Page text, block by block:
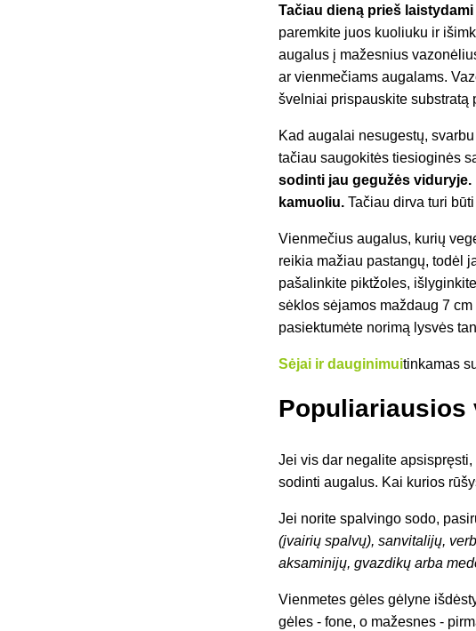
Tačiau dieną prieš
paremkite juos kuoliuku ir
augalus į mažesnius
ar vienmečiams augalams.
švelniai prispauskite substratą
Kad augalai nesugestų,
tačiau saugokitės tiesioginės
sodinti jau gegužės
kamuoliu.Tačiau dirva turi
Vienmečius augalus, kurių
reikia mažiau pastangų, todėl
pašalinkite piktžoles,
sėklos sėjamos maždaug 7
pasiektumėte norimą lysvės
Sėjai ir dauginimuitinkamas
Populiariausios
Jei vis dar negalite
sodinti augalus. Kai kurios
Jei norite spalvingo sodo,
(įvairių spalvų), sanvitalijų,
aksaminijų, gvazdikų arba
Vienmetes gėles gėlyne
gėles - fone, o mažesnes -